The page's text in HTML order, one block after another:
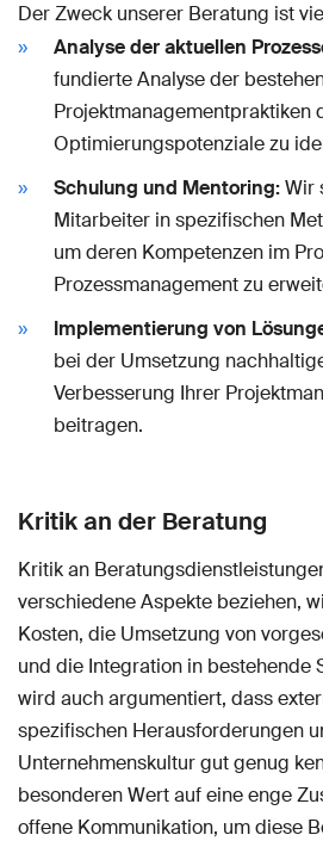
Der Zweck unserer Beratung ist
Analyse der aktuellen
fundierte Analyse der
Projektmanagementpraktiken
Optimierungspotenziale zu
Schulung und Mentoring:Wir
Mitarbeiter in spezifischen
um deren Kompetenzen im
Prozessmanagement zu
Implementierung von
bei der Umsetzung
Verbesserung Ihrer
beitragen.
Kritik an der Beratung
Kritik an
verschiedene Aspekte beziehen,
Kosten, die Umsetzung von
und die Integration in bestehende
wird auch argumentiert, dass
spezifischen Herausforderungen
Unternehmenskultur gut genug
besonderen Wert auf eine enge
offene Kommunikation, um diese